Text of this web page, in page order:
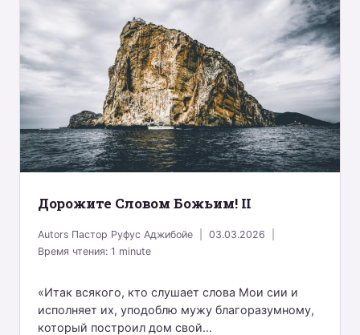
Дорожите Словом Божьим! II
Autors Пастор Руфус Аджибойе
03.03.2026
Время чтения:1 minute
«Итак всякого, кто слушает слова Мои сии и
исполняет их, уподоблю мужу благоразумному,
который построил дом свой...